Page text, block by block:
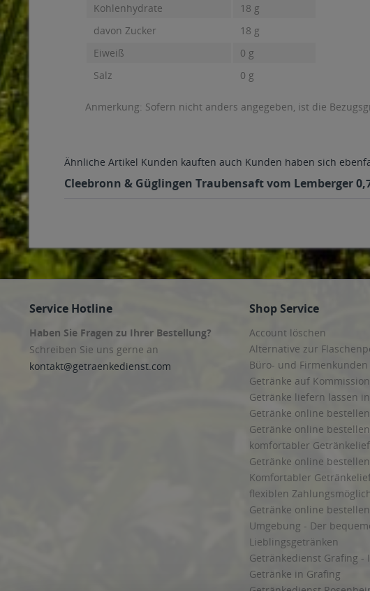
Kohlenhydrate
18 g
davon Zucker
18 g
Eiweiß
0 g
Salz
0 g
Anmerkung: Sofern nicht anders angegeben, ist die
Ähnliche Artikel Kunden kauften auch Kunden haben sich
Cleebronn & Güglingen Traubensaft vom Lemberger
Service Hotline
Haben Sie Fragen zu Ihrer Bestellung?
Schreiben Sie uns gerne an
kontakt@getraenkedienst.com
Shop Service
Account löschen
Alternative zur
Büro- und Firmenkunden
Getränke auf
Getränke liefern lassen
Getränke online
Getränke online
komfortabler
Getränke online
Komfortabler
flexiblen
Getränke online
Umgebung - Der
Lieblingsgetränken
Getränkedienst Grafing -
Getränke in Grafing